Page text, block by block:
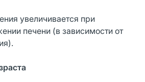
увеличивается при
печени (в зависимости от